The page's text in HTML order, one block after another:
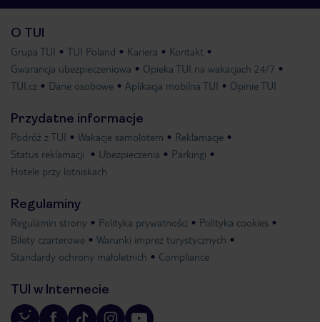
O TUI
Grupa TUI TUI Poland Kariera
Kontakt
Gwarancja ubezpieczeniowa
Opieka TUI na wakacjach 24/7
TUI.cz
Dane osobowe Aplikacja mobilna TUI Opinie TUI
Przydatne informacje
Podróż z TUI Wakacje samolotem
Reklamacje
Status reklamacji
Ubezpieczenia
Parkingi
Hotele przy lotniskach
Regulaminy
Regulamin strony Polityka prywatności
Polityka cookies
Bilety czarterowe
Warunki imprez turystycznych
Standardy ochrony małoletnich
Compliance
TUI w Internecie